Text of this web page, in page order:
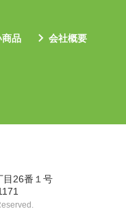
商品
会社概要
目26番１号